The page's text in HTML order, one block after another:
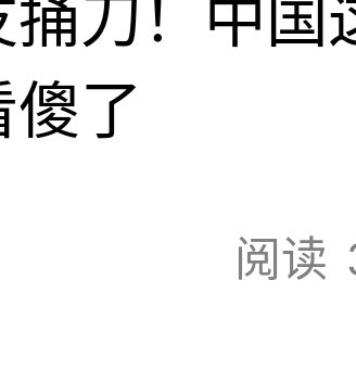
刀！中国
了
阅读